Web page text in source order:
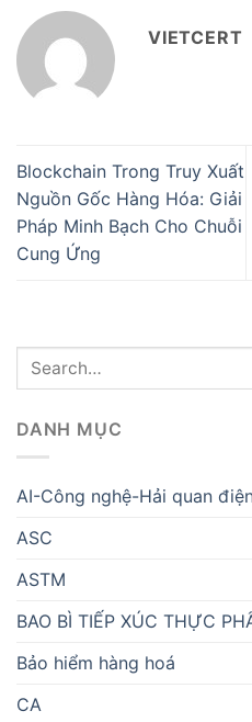
VIETCERT
Blockchain Trong Truy Xuất
Nguồn Gốc Hàng Hóa: Giải
Pháp Minh Bạch Cho Chuỗi
Cung Ứng
DANH MỤC
AI-Công nghệ-Hải quan
ASC
ASTM
BAO BÌ TIẾP XÚC THỰC
Bảo hiểm hàng hoá
CA